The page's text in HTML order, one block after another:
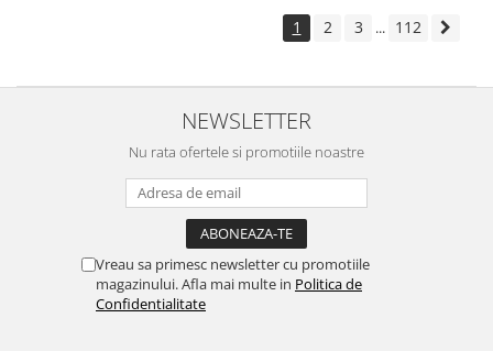
1 2 3 ... 112
NEWSLETTER
Nu rata ofertele si promotiile noastre
Vreau sa primesc newsletter cu promotiile
magazinului. Afla mai multe in Politica de
Confidentialitate